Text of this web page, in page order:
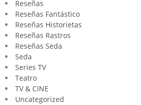
Reseñas
Reseñas Fantástico
Reseñas Historietas
Reseñas Rastros
Reseñas Seda
Seda
Series TV
Teatro
TV & CINE
Uncategorized